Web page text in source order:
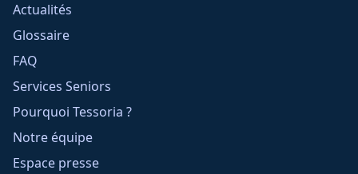
Actualités
Glossaire
FAQ
Services Seniors
Pourquoi Tessoria ?
Notre équipe
Espace presse